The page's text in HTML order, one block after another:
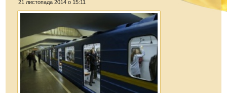
21 листопада 2014 о 15:11